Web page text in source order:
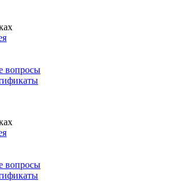
вопросы
вопросы